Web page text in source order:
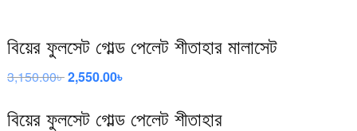
বিয়ের ফুলসেট গোল্ড পেলেট শীতাহার মালাসেট
3,150.00৳Original
price
3,150.00৳ .
2,550.00৳
2,550.00৳ .
বিয়ের ফুলসেট গোল্ড পেলেট শীতাহার